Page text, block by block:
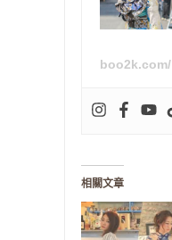
boo2k.com/
相關文章